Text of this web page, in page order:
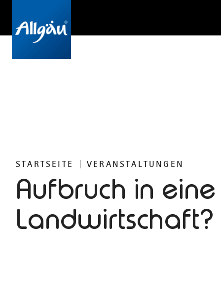
STARTSEITE VERANSTALTUNGEN
Aufbruch in
Landwirtschaft?